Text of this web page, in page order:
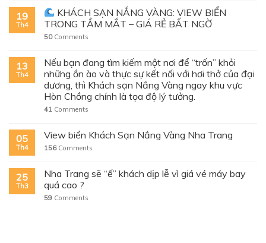
19
Th4
KHÁCH SẠN NẮNG VÀNG: VIEW BIỂN
TRONG TẦM MẮT – GIÁ RẺ BẤT NGỜ
50Comments
13
Th4
Nếu bạn đang tìm kiếm một nơi để “trốn” khỏi
những ồn ào và thực sự kết nối với hơi thở của đại
dương, thì Khách sạn Nắng Vàng ngay khu vực
Hòn Chồng chính là tọa độ lý tưởng.
41 Comments
05
Th4
View biển Khách Sạn Nắng Vàng Nha Trang
156Comments
25
Th3
Nha Trang sẽ “ế” khách dịp lễ vì giá vé máy bay
quá cao ?
59 Comments